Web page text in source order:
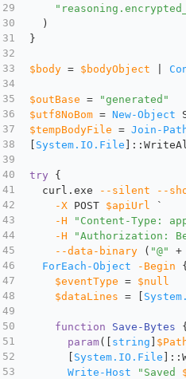
29
30
31
32
33
34
35
36
37
38
39
40
41
42
43
44
45
46
47
48
49
50
51
52
53
  )
}
$body = $bodyObject
$outBase =
"generated"
$utf8NoBom = New-Object
$tempBodyFile = Join-
[ System.IO.File
try {
  curl.exe
--silent --
-X POST $apiUrl
`
-H
"Content-Type:
-H
"Authorization:
--data-binary ( "@" +
ForEach-Object
-Begin
$eventType = $null
$dataLines = [
function Save-Bytes
param([ string ]
      [
System.IO.File
Write-Host
"Saved